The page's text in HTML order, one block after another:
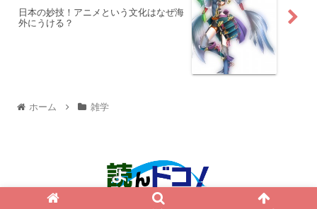
日本の妙技！アニメという文化はなぜ海
外にうける？
ホーム 雑学
© 2015 読んドコ！.